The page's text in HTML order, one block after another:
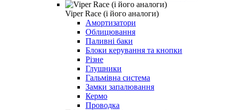
Viper Race (і його аналоги)
Амортизатори
Облицювання
Паливні баки
Блоки керування та кнопки
Різне
Глушники
Гальмівна система
Замки запалювання
Кермо
Проводка